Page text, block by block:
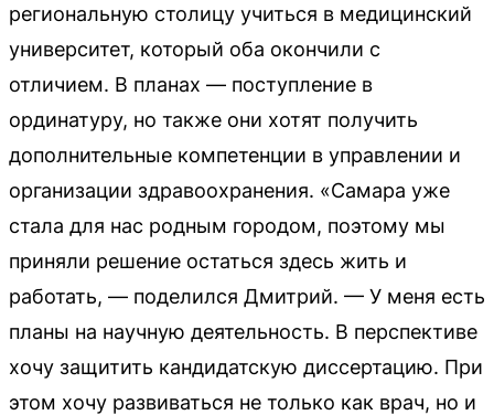
региональную столицу учиться в медицинский
университет, который оба окончили с
отличием. В планах — поступление в
ординатуру, но также они хотят получить
дополнительные компетенции в управлении и
организации здравоохранения. «Самара уже
стала для нас родным городом, поэтому мы
приняли решение остаться здесь жить и
работать, — поделился Дмитрий. — У меня есть
планы на научную деятельность. В перспективе
хочу защитить кандидатскую диссертацию. При
этом хочу развиваться не только как врач, но и